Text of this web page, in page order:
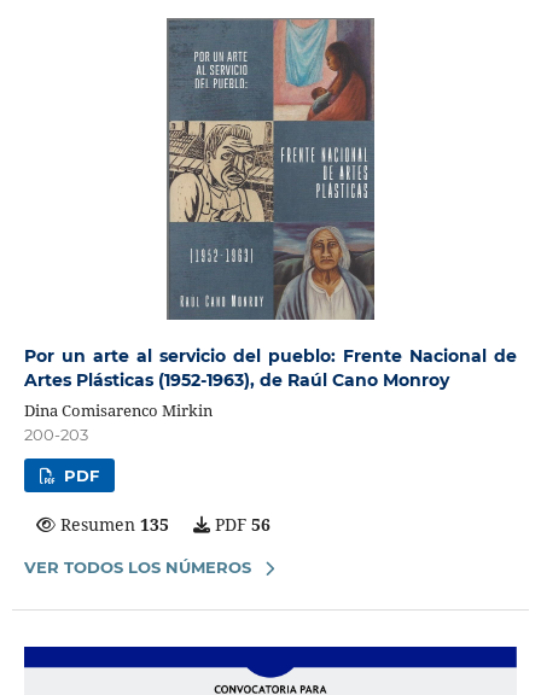
Por un arte al servicio del pueblo: Frente Nacional de
Artes Plásticas (1952-1963), de Raúl Cano Monroy
Dina Comisarenco Mirkin
200-203
PDF
Resumen 135 PDF 56
VER TODOS LOS NÚMEROS